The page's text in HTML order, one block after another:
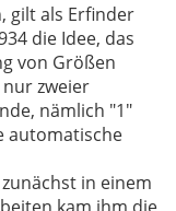
gilt als Erfinder
die Idee, das
von Größen
zweier
nämlich "1"
automatische
in einem